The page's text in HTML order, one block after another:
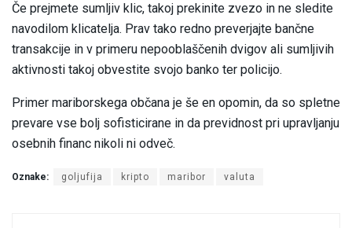
Če prejmete sumljiv klic, takoj prekinite zvezo in ne sledite
navodilom klicatelja. Prav tako redno preverjajte bančne
transakcije in v primeru nepooblaščenih dvigov ali sumljivih
aktivnosti takoj obvestite svojo banko ter policijo.
Primer mariborskega občana je še en opomin, da so spletne
prevare vse bolj sofisticirane in da previdnost pri upravljanju
osebnih financ nikoli ni odveč.
Oznake: goljufija kripto maribor valuta